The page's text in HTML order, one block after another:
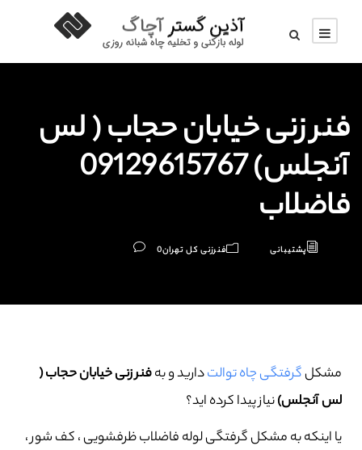
فنر زنی خیابان حجاب ( لس
آنجلس) 09129615767
فاضلاب
پشتیبانی فنرزنی کل تهران0
مشکلگرفتگی چاه توالتدارید و بهفنر زنی خیابان حجاب (
لس آنجلس)نیاز پیدا کرده اید؟
یا اینکه به مشکل گرفتگی لوله فاضلاب ظرفشویی ، کف شور ،